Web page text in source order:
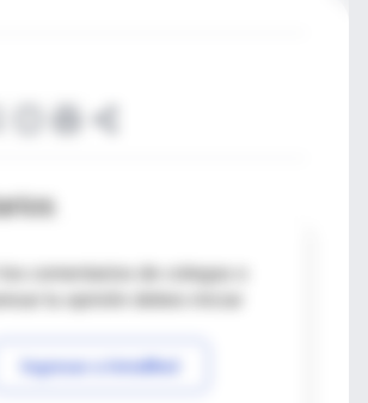
los comentarios de colegas o
Ingresar a IntraMed